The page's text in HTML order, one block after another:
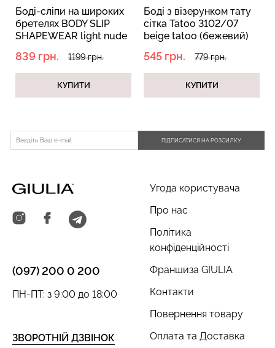
Боді-сліпи на широких
бретелях BODY SLIP
SHAPEWEAR light nude
839 грн. 1199 грн.
КУПИТИ
Боді з візерунком тату
сітка Tatoo 3102/07
beige tatoo (бежевий)
545 грн. 779 грн.
КУПИТИ
ПІДПИСАТИСЯ НА РОЗСИЛКУ
Угода користувача
Про нас
Політика
конфіденційності
Франшиза GIULIA
Контакти
Повернення товару
Оплата та Доставка
(097) 200 0 200
ЗВОРОТНІЙ ДЗВІНОК
ПН-ПТ: з 9:00 до 18:00
Велосипедки з пуш-ап
TRACKS SHAPE black
Топ на бретелях в рубчик
CAMI TOP RIB black
(чорний) Giulia